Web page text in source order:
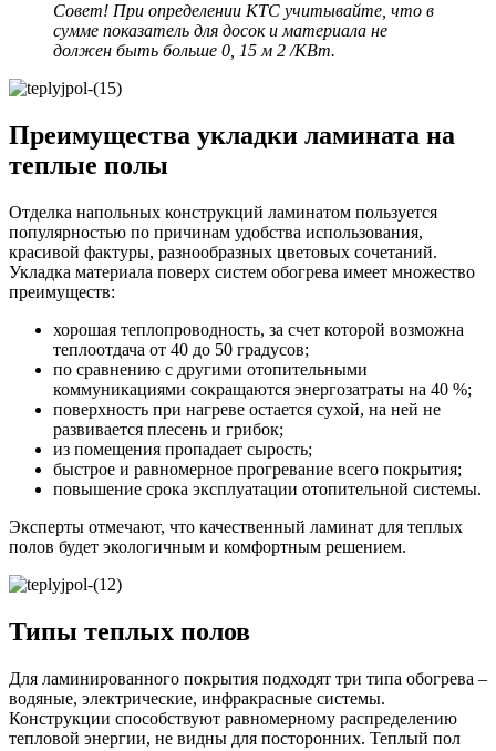
Совет! При определении КТС учитывайте, что в
сумме показатель для досок и материала не
должен быть больше 0, 15 м 2 /КВт.
Преимущества укладки ламината на
теплые полы
Отделка напольных конструкций ламинатом пользуется
популярностью по причинам удобства использования,
красивой фактуры, разнообразных цветовых сочетаний.
Укладка материала поверх систем обогрева имеет множество
преимуществ:
хорошая теплопроводность, за счет которой возможна
теплоотдача от 40 до 50 градусов;
по сравнению с другими отопительными
коммуникациями сокращаются энергозатраты на 40 %;
поверхность при нагреве остается сухой, на ней не
развивается плесень и грибок;
из помещения пропадает сырость;
быстрое и равномерное прогревание всего покрытия;
повышение срока эксплуатации отопительной системы.
Эксперты отмечают, что качественный ламинат для теплых
полов будет экологичным и комфортным решением.
Типы теплых полов
Для ламинированного покрытия подходят три типа обогрева –
водяные, электрические, инфракрасные системы.
Конструкции способствуют равномерному распределению
тепловой энергии, не видны для посторонних. Теплый пол